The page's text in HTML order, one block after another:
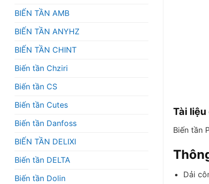
BIẾN TẦN AMB
BIẾN TẦN ANYHZ
BIẾN TẦN CHINT
Biến tần Chziri
Biến tần CS
Biến tần Cutes
Biến tần Danfoss
BIẾN TẦN DELIXI
Biến tần DELTA
Biến tần Dolin
Tài
Biến tần
Dải